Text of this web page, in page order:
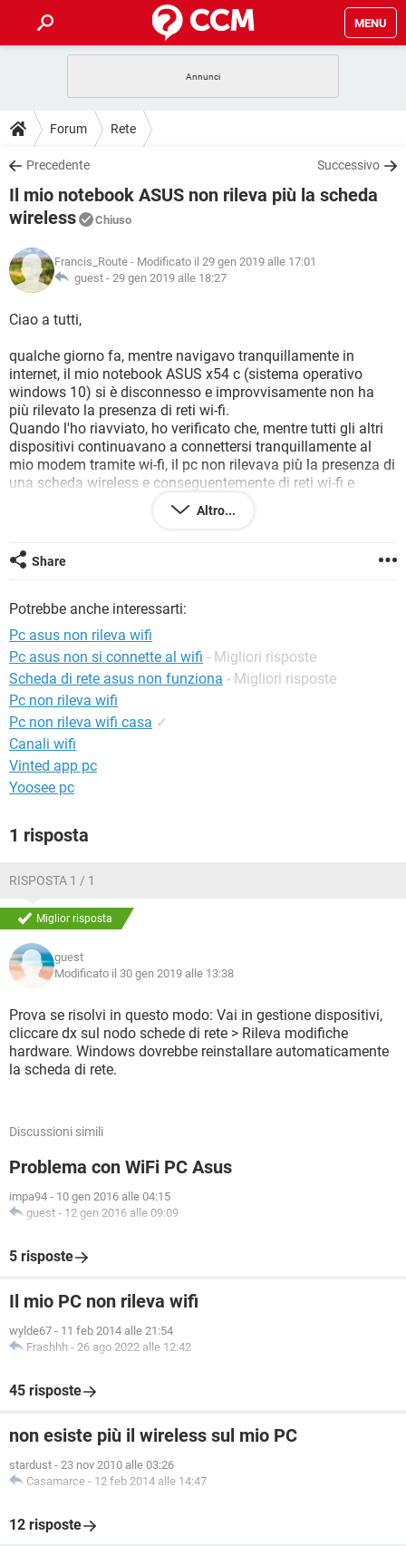
MENU
INTRATTENIMENTO
iOS
INSTAGRAM WHATSAPP
TIKTOK
HARDWARE
GUIDE
COVID-19
iOS
TIKTOK FACEBOOK
DOWNLOAD
COVID-19 GAMING
INTRATTENIMENTO
iOS WINDOWS 10
INSTAGRAM
TIKTOK
HARDWARE
FORUM
INTRATTENIMENTO ANDROID
FACEBOOK
HARDWARE
GLOSSARIO
COVID-19
INTRATTENIMENTO
iOS WINDOWS 10
INSTAGRAM WHATSAPP
TIKTOK FACEBOOK
HARDWARE
Forum Rete
Precedente Successivo
Il mio notebook ASUS non rileva più la scheda
wireless
Chiuso
Francis_Route - Modificato il 29 gen 2019 alle 17:01
guest - 29 gen 2019 alle 18:27
Ciao a tutti,
qualche giorno fa, mentre navigavo tranquillamente in
internet, il mio notebook ASUS x54 c (sistema operativo
windows 10) si è disconnesso e improvvisamente non ha
più rilevato la presenza di reti wi-fi.
Quando l'ho riavviato, ho verificato che, mentre tutti gli altri
dispositivi continuavano a connettersi tranquillamente al
mio modem tramite wi-fi, il pc non rilevava più la presenza di
una scheda wireless e conseguentemente di reti wi-fi e
adesso riesco a connettermi a internet solo tramite cavo
Ho già fatto le seguenti verifiche:
- su "gestione dispositivi" non appare nessuna scheda
- sono entrata nel bios e anche qui non riesco a trovare la
presenza di una scheda wireless da attivare/disattivare.
Qualcuno più aiutarmi e dirmi come fare?
Grazie mille
Configurazione:
Altro...
Share
Potrebbe anche interessarti:
Pc asus non rileva wifi
Pc asus non si connette al wifi - Migliori risposte
Scheda di rete asus non funziona - Migliori risposte
Pc non rileva wifi
Pc non rileva wifi casa ✓
Canali wifi
Vinted app pc
Yoosee pc
1 risposta
RISPOSTA 1 / 1
Miglior risposta
guest
Modificato il 30 gen 2019 alle 13:38
Prova se risolvi in questo modo: Vai in gestione dispositivi,
cliccare dx sul nodo schede di rete > Rileva modifiche
hardware. Windows dovrebbe reinstallare automaticamente
la scheda di rete.
Discussioni simili
Problema con WiFi PC Asus
impa94 - 10 gen 2016 alle 04:15
guest - 12 gen 2016 alle 09:09
5 risposte
Il mio PC non rileva wifi
wylde67 - 11 feb 2014 alle 21:54
Frashhh - 26 ago 2022 alle 12:42
45 risposte
non esiste più il wireless sul mio PC
stardust - 23 nov 2010 alle 03:26
Casamarce - 12 feb 2014 alle 14:47
12 risposte